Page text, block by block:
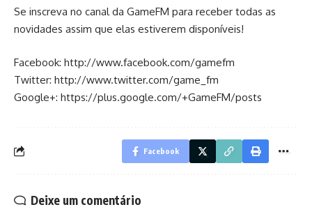
Se inscreva no canal da GameFM para receber todas as
novidades assim que elas estiverem disponíveis!
Facebook: http://www.facebook.com/gamefm
Twitter: http://www.twitter.com/game_fm
Google+: https://plus.google.com/+GameFM/posts
Facebook
Deixe um comentário